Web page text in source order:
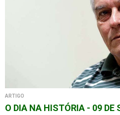
ARTIGO
O DIA NA HISTÓRIA - 09 DE